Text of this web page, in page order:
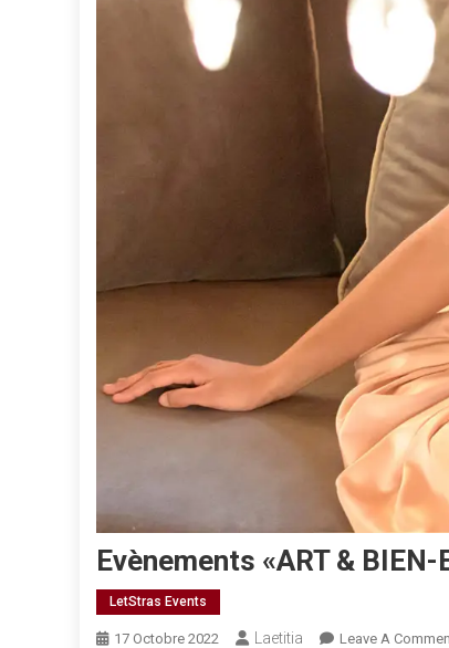
Evènements «ART &
LetStras Events
17 Octobre 2022 Laetitia Leave A